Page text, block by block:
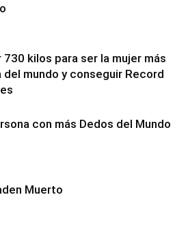
730 kilos para ser la mujer más
del mundo y conseguir Record
con más Dedos del Mundo
Muerto